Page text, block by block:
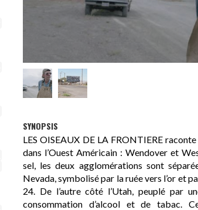
SYNOPSIS
LES OISEAUX DE LA FRONTIERE
dans l’Ouest Américain : Wendover et
sel, les deux agglomérations sont
Nevada, symbolisé par la ruée vers l’or et
24. De l’autre côté l’Utah, peuplé par
consommation d’alcool et de tabac.